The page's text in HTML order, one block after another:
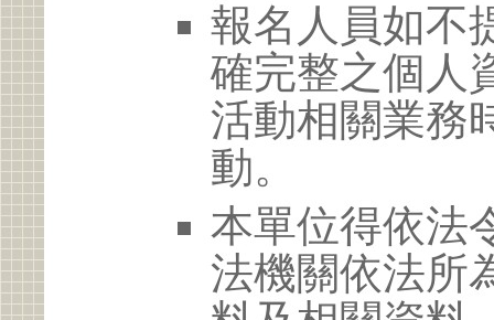
報名人員如不
確完整之個人
活動相關業務
動。
本單位得依法
法機關依法所